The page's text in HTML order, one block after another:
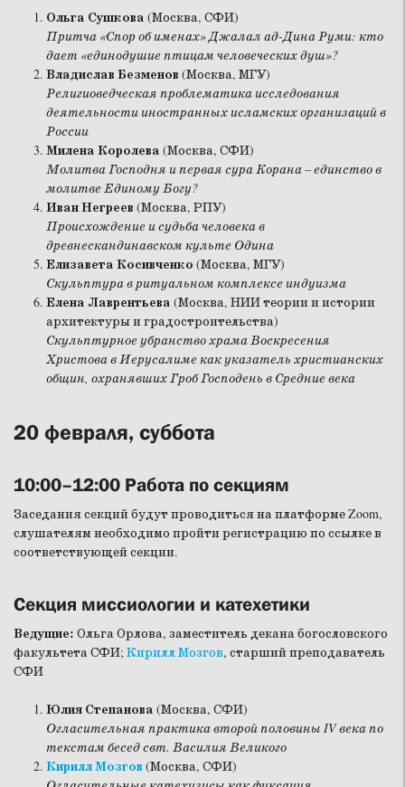
Ольга Сушкова (Москва, СФИ)
Притча «Спор об именах» Джалал ад-Дина Руми: кто
дает «единодушие птицам человеческих душ»?
Владислав Безменов (Москва, МГУ)
Религиоведческая проблематика исследования
деятельности иностранных исламских организаций в
России
Милена Королева (Москва, СФИ)
Молитва Господня и первая сура Корана – единство в
молитве Единому Богу?
Иван Негреев (Москва, РПУ)
Происхождение и судьба человека в
древнескандинавском культе Одина
Елизавета Косивченко (Москва, МГУ)
Скульптура в ритуальном комплексе индуизма
Елена Лаврентьева (Москва, НИИ теории и истории
архитектуры и градостроительства)
Скульптурное убранство храма Воскресения
Христова в Иерусалиме как указатель христианских
общин, охранявших Гроб Господень в Средние века
20 февраля, суббота
10:00–12:00 Работа по секциям
Заседания секций будут проводиться на платформе Zoom,
слушателям необходимо пройти регистрацию по ссылке в
соответствующей секции.
Секция миссиологии и катехетики
Ведущие: Ольга Орлова, заместитель декана богословского
факультета СФИ; Кирилл Мозгов, старший преподаватель
СФИ
Юлия Степанова (Москва, СФИ)
Огласительная практика второй половины IV века по
текстам бесед свт. Василия Великого
Кирилл Мозгов (Москва, СФИ)